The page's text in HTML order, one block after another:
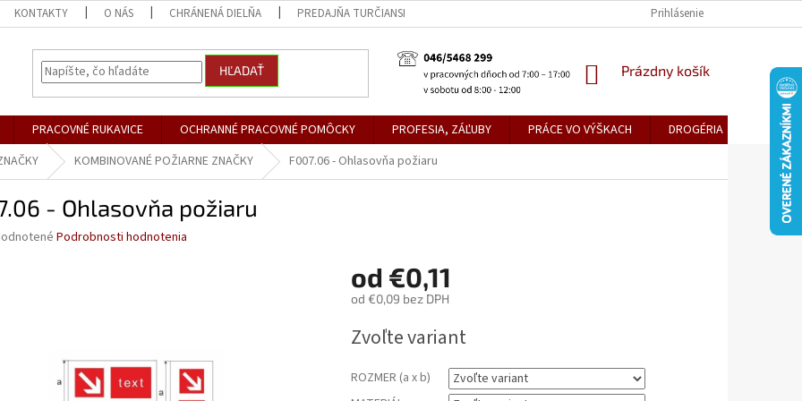
KONTAKTY O NÁS CHRÁNENÁ DIELŇA PREDAJŇA TURČIANSKE TEPLICE DOPRAVA A PLATBY
Prihlásenie
HĽADAŤ
NÁKUPNÝ
Prázdny košík
PRACOVNÉ RUKAVICE OCHRANNÉ PRACOVNÉ POMÔCKY PROFESIA, ZÁĽUBY PRÁCE VO VÝŠKACH DROGÉRIA
KOMBINOVANÉ POŽIARNE ZNAČKY F007.06 - Ohlasovňa požiaru
- Ohlasovňa požiaru
Podrobnosti hodnotenia
od €0,11
od €0,09 bez DPH
cena:
Zvoľte variant
ROZMER (a x b)